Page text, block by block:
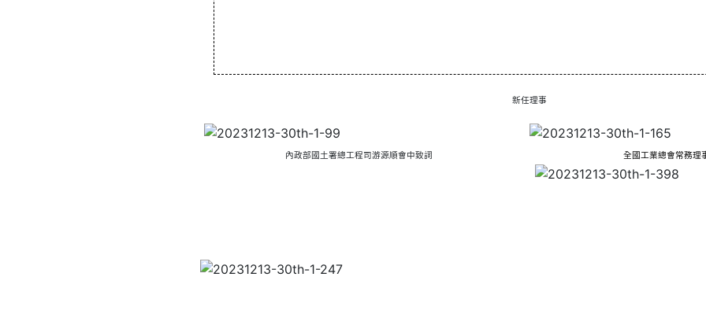
新任理事
內政部國土署總工程司游源順會中致詞 全國工業總會常務理